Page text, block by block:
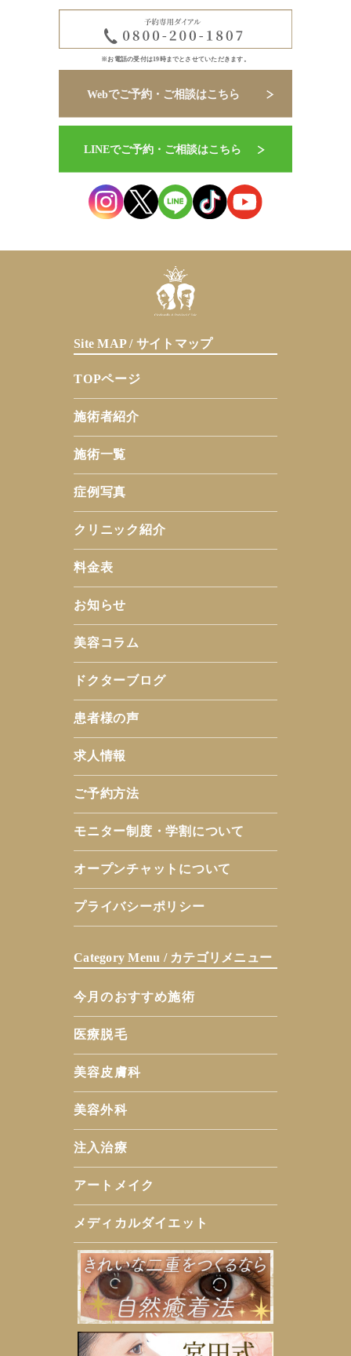
※お電話の受付は19時までとさせていただきます。
Site MAP / サイトマップ
TOPページ
施術者紹介
施術一覧
症例写真
クリニック紹介
料金表
お知らせ
美容コラム
ドクターブログ
患者様の声
求人情報
ご予約方法
モニター制度・学割について
オープンチャットについて
プライバシーポリシー
Category Menu / カテゴリメニュー
今月のおすすめ施術
医療脱毛
美容皮膚科
美容外科
注入治療
アートメイク
メディカルダイエット